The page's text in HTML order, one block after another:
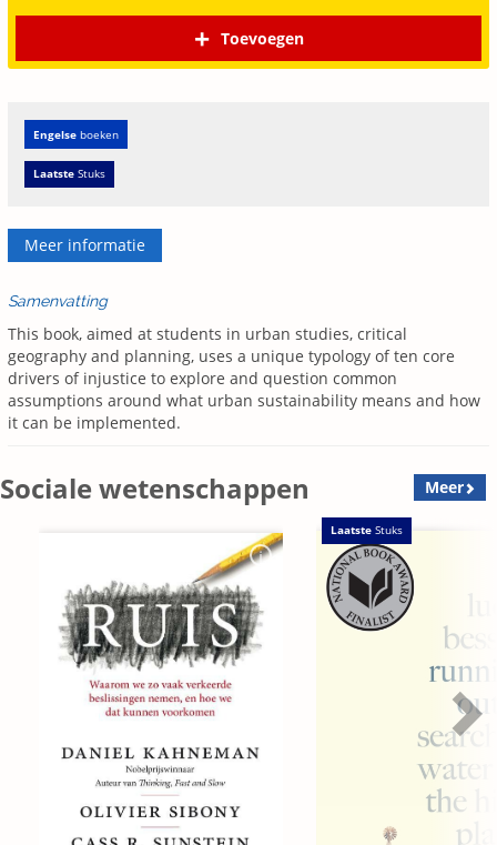
Toevoegen
Engelse boeken
Laatste Stuks
Meer informatie
Samenvatting
This book, aimed at students in urban studies, critical
geography and planning, uses a unique typology of ten core
drivers of injustice to explore and question common
assumptions around what urban sustainability means and how
it can be implemented.
Sociale wetenschappen Meer
Laatste Stuks